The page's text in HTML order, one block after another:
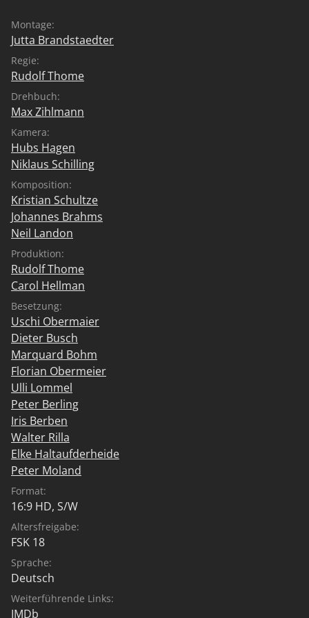
Montage:
Jutta Brandstaedter
Regie:
Rudolf Thome
Drehbuch:
Max Zihlmann
Kamera:
Hubs Hagen
Niklaus Schilling
Komposition:
Kristian Schultze
Johannes Brahms
Neil Landon
Produktion:
Rudolf Thome
Carol Hellman
Besetzung:
Uschi Obermaier
Dieter Busch
Marquard Bohm
Florian Obermeier
Ulli Lommel
Peter Berling
Iris Berben
Walter Rilla
Elke Haltaufderheide
Peter Moland
Format:
16:9 HD, S/W
Altersfreigabe:
FSK 18
Sprache:
Deutsch
Weiterführende Links:
IMDb